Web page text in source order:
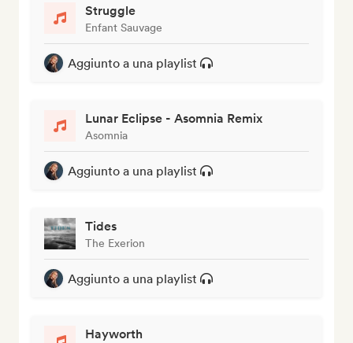
Struggle
Enfant Sauvage
Aggiunto a una playlist
Lunar Eclipse - Asomnia Remix
Asomnia
Aggiunto a una playlist
Tides
The Exerion
Aggiunto a una playlist
Hayworth